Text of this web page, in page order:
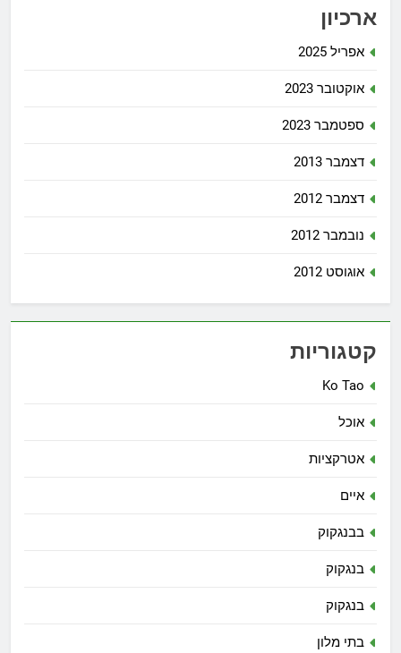
ארכיון
אפריל 2025
אוקטובר 2023
ספטמבר 2023
דצמבר 2013
דצמבר 2012
נובמבר 2012
אוגוסט 2012
קטגוריות
Ko Tao
אוכל
אטרקציות
איים
בבנגקוק
בנגקוק
בנגקוק
בתי מלון